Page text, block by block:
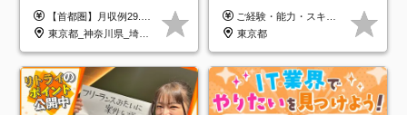
属/月収例29.5万円/Web面接
1回/SE
【首都圏】月収例29.5万円（月給26万円＋諸手当） 【東海・関西】月収例28.5万円（月給25万円＋諸手当） 【九州】月収例26万円（月給23万円＋諸手当） ※経験・スキル・前職給与を踏まえ、総合的に判断して決定します。 例：首都圏 月収例31万円（月給27万円＋諸手当） ◆各種手当 ・通勤手当（上限4万円まで） ・残業代手当（1分単位で全額支給） ※固定残業代制は採用しておりません ・深夜勤務手当 ・資格取得支援（ランクに応じてお祝い金1万円～10万円を支給） ◆昇給：年1回 ◆補足 ・研修中1ヶ月間は、時給1670円となります。 ・試用期間6ヶ月あり。その間の待遇に変更はありません。 ※詳細は面接時にご案内します。
東京都_神奈川県_埼玉県_千葉県_大阪府_愛知県_兵庫県_京都府_福岡県
ご経験・能力・スキル等により、当社基準にて優遇・相談のうえ決定いたします。
東京都